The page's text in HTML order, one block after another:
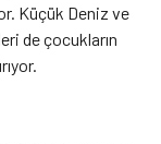
Küçük Deniz ve
de çocukların